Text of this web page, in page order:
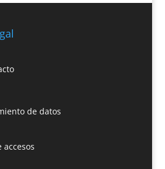
de datos
accesos